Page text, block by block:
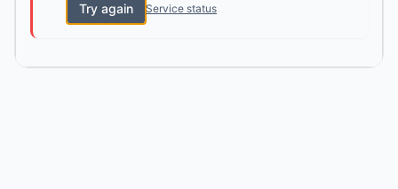
Try again Service status